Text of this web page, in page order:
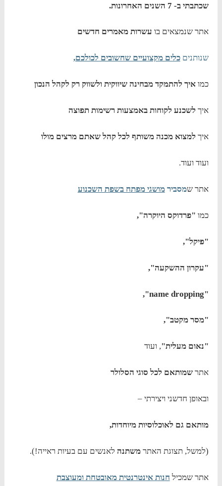
שכתבתי ב- 7 השנים האחרונות.
אתר שנמצאים בו עשרות מאמרים חדשים
שנותניםכלים מקצועיים שחשובים לכולכם,
כמואיך להתמקד מבחינה שיווקית ולשווק רק לקהל הנכון
איך לשכנע לקוחות באמצעות רשימות תפוצה
איך למצוא מכנה משותף לכל קהל שאתם מרצים מולו
ועוד ועוד.
אתר שמסביר מושגי מפתח בשפת השכנוע
כמו "פרדוקס היוקרה",
"פיקל",
"עקרון ההשקעה",
"
name dropping
",
"מסר מקטב",
"נאום מעלית", ועוד
אתרשמותאם לכל סוגי הסלולר
ובאופן חדשני ויצירתי –
מותאם גם לאוכלוסיות מיוחדות,
(למשל, תצוגת האתרמשתנה לאנשים עם בעיות ראייה!).
אתר שמכיל חנות אינטרנטית מאובטחת ומעוצבת